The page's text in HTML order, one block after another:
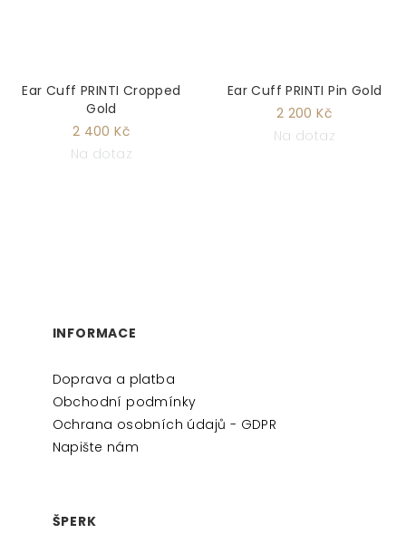
Ear Cuff PRINTI Cropped
Gold
2 400 Kč
Na dotaz
Ear Cuff PRINTI Pin Gold
2 200 Kč
Na dotaz
INFORMACE
Doprava a platba
Obchodní podmínky
Ochrana osobních údajů - GDPR
Napište nám
ŠPERK